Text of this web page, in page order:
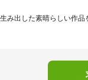
出した素晴らしい作品